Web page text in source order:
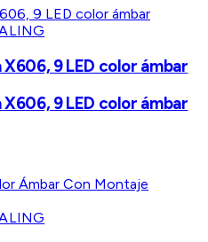
9 LED color ámbar
9 LED color ámbar